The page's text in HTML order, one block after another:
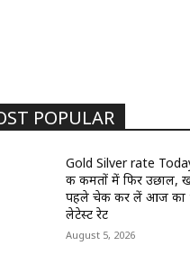
POPULAR
Gold Silver rate
की कीमतों में फिर उछाल,
पहले चेक कर लें आज का
लेटेस्ट रेट
August 5, 2026